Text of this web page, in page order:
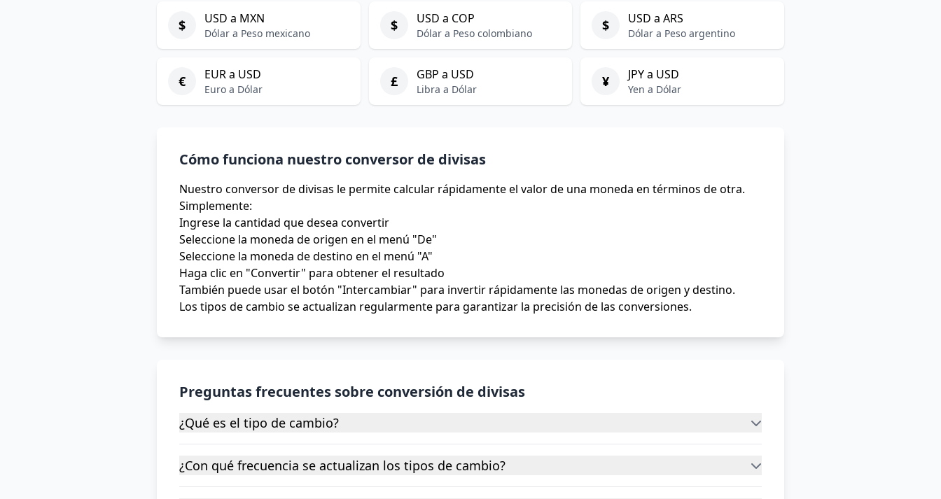
$ USD a MXN
Dólar a Peso mexicano $ USD a COP
Dólar a Peso colombiano $ USD a ARS
Dólar a Peso argentino
€ EUR a USD
Euro a Dólar £ GBP a USD
Libra a Dólar ¥ JPY a USD
Yen a Dólar
Cómo funciona nuestro conversor de divisas
Nuestro conversor de divisas le permite calcular rápidamente el valor de una moneda en términos de otra.
Simplemente:
Ingrese la cantidad que desea convertir
Seleccione la moneda de origen en el menú "De"
Seleccione la moneda de destino en el menú "A"
Haga clic en "Convertir" para obtener el resultado
También puede usar el botón "Intercambiar" para invertir rápidamente las monedas de origen y destino.
Los tipos de cambio se actualizan regularmente para garantizar la precisión de las conversiones.
Preguntas frecuentes sobre conversión de divisas
¿Qué es el tipo de cambio?
¿Con qué frecuencia se actualizan los tipos de cambio?